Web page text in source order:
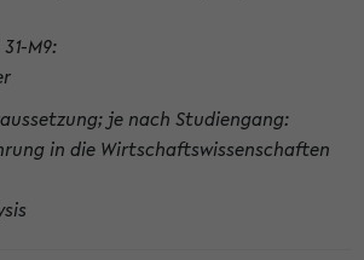
M9:
je nach Studiengang:
in die Wirtschaftswissenschaften